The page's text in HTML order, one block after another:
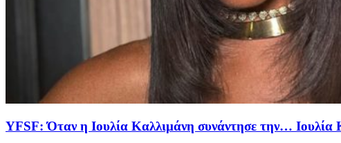
YFSF: Όταν η Ιουλία Καλλιμάνη συνάντησε την… Ιουλία